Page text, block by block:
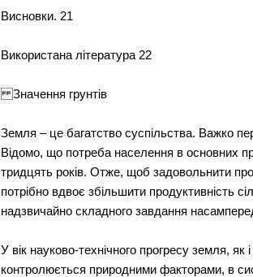
Висновки. 21
Використана література 22
Значення грунтів
Земля – це багатство суспільства. Важко
Відомо, що потреба населення в основних
тридцять років. Отже, щоб задовольнити
потрібно вдвоє збільшити продуктивність
надзвичайно складного завдання
У вік науково-технічного прогресу земля,
контролюється природними факторами, в